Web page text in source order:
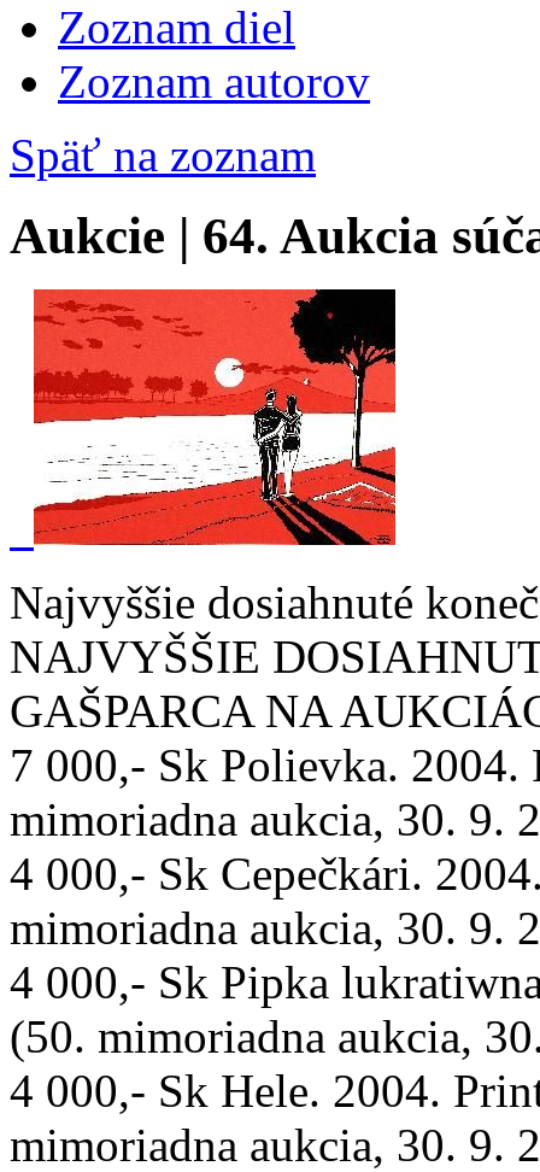
Zoznam diel
Zoznam autorov
Späť na zoznam
Aukcie | 64. Aukcia
Najvyššie dosiahnuté
NAJVYŠŠIE
GAŠPARCA NA
7 000,- Sk Polievka.
mimoriadna aukcia, 30. 9.
4 000,- Sk Cepečkári.
mimoriadna aukcia, 30. 9.
4 000,- Sk Pipka
(50. mimoriadna aukcia,
4 000,- Sk Hele. 2004.
mimoriadna aukcia, 30. 9.